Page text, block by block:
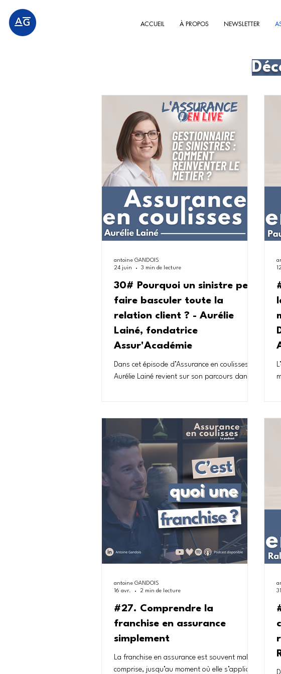
ACCUEIL À PROPOS NEWSLETTER
30# Pourquoi un sinistre peut
faire basculer toute la
relation client ? - Aurélie
Lainé, fondatrice
Assur'Académie
Dans cet épisode d’Assurance en coulisses,
Aurélie Lainé revient sur son parcours dans
explique pourquoi le sinistre est le moment où
la promesse assurantielle devient concrète.
L’échange aborde la relation client, la charge
émotionnelle, la technique, les délais, l’IA, la
formation des équipes et l’approche
Sinistrium, un escape game conçu pour
réinventer
antoine GANDOIS
24 juin
3 min de lecture
#27. Comprendre la
franchise en assurance
simplement
La franchise en assurance est souvent mal
comprise, jusqu’au moment où elle s’applique
antoine GANDOIS
16 avr.
2 min de lecture